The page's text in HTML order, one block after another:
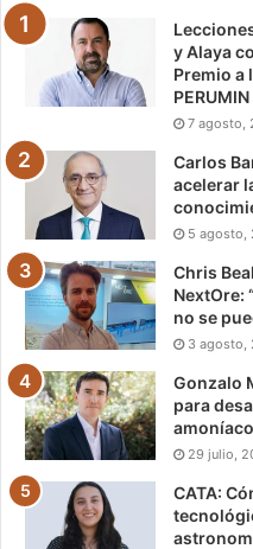
y Alaya
Premio a
7 agosto,
Carlos
acelerar
5 agosto,
Chris
NextOre:
no se
3 agosto,
Gonzalo
para
29 julio,
CATA: